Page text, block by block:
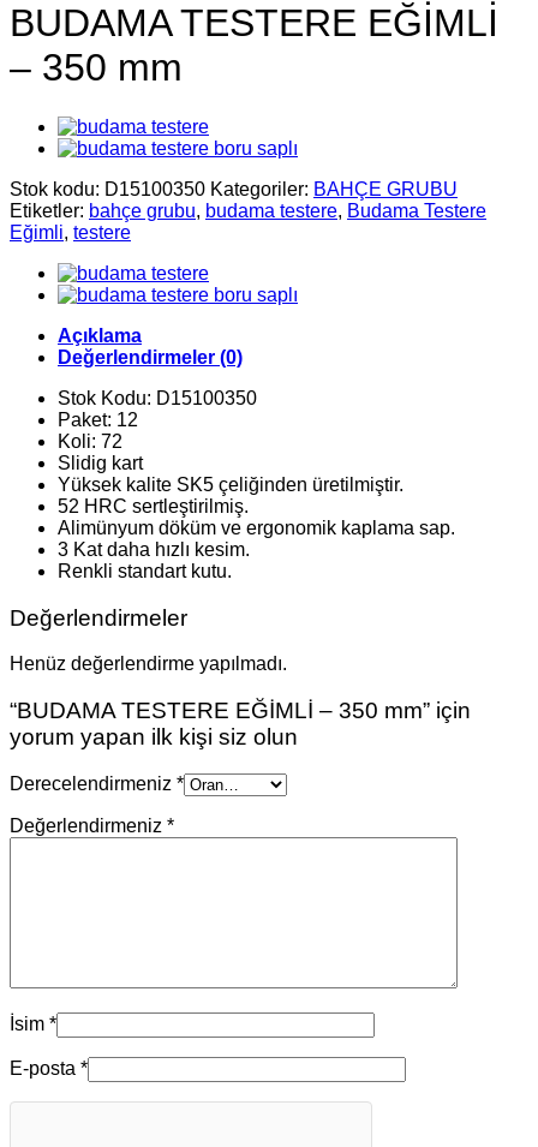
BUDAMA TESTERE EĞİMLİ
– 350 mm
Stok kodu: D15100350 Kategoriler: BAHÇE GRUBU
Etiketler: bahçe grubu, budama testere, Budama Testere
Eğimli, testere
Açıklama
Değerlendirmeler (0)
Stok Kodu: D15100350
Paket: 12
Koli: 72
Slidig kart
Yüksek kalite SK5 çeliğinden üretilmiştir.
52 HRC sertleştirilmiş.
Alimünyum döküm ve ergonomik kaplama sap.
3 Kat daha hızlı kesim.
Renkli standart kutu.
Değerlendirmeler
Henüz değerlendirme yapılmadı.
“BUDAMA TESTERE EĞİMLİ – 350 mm” için
yorum yapan ilk kişi siz olun
Derecelendirmeniz *
Değerlendirmeniz *
İsim *
E-posta *